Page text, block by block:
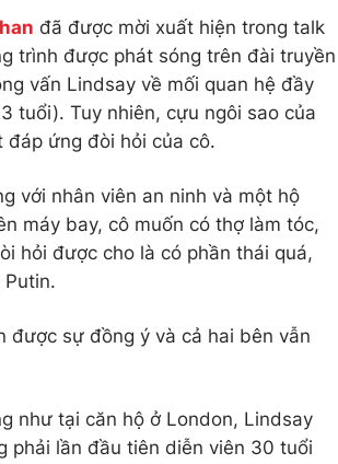
Tư vấn
đã được mời xuất hiện trong talk
trình được phát sóng trên đài truyền
vấn Lindsay về mối quan hệ đầy
tuổi). Tuy nhiên, cựu ngôi sao của
đáp ứng đòi hỏi của cô.
với nhân viên an ninh và một hộ
máy bay, cô muốn có thợ làm tóc,
hỏi được cho là có phần thái quá,
được sự đồng ý và cả hai bên vẫn
như tại căn hộ ở London, Lindsay
phải lần đầu tiên diễn viên 30 tuổi